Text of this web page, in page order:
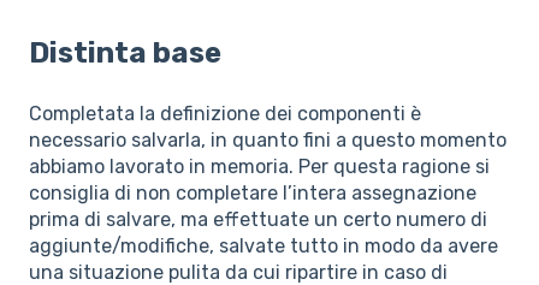
Distinta base
Completata la definizione dei componenti è
necessario salvarla, in quanto fini a questo momento
abbiamo lavorato in memoria. Per questa ragione si
consiglia di non completare l’intera assegnazione
prima di salvare, ma effettuate un certo numero di
aggiunte/modifiche, salvate tutto in modo da avere
una situazione pulita da cui ripartire in caso di